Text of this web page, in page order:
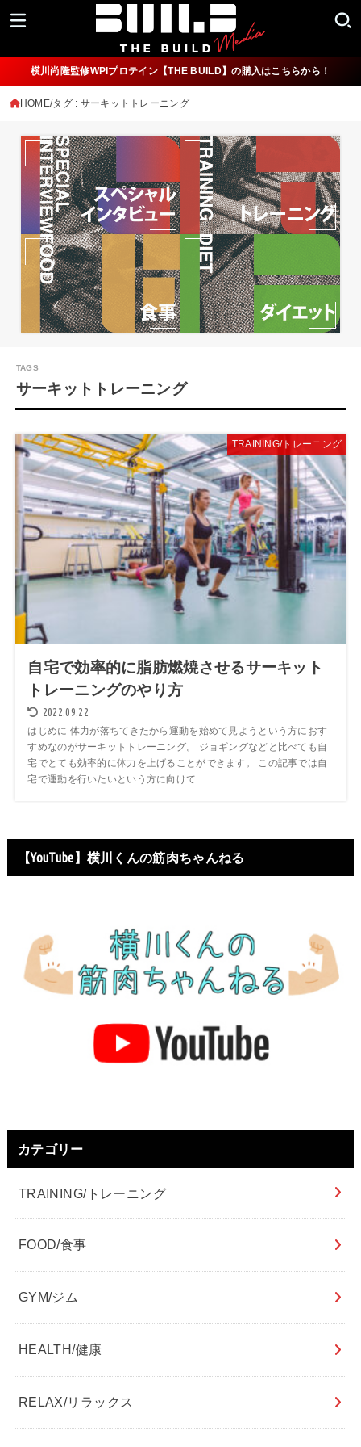
横川尚隆監修WPIプロテイン【THE BUILD】の購入はこちらから！
HOME タグ : サーキットトレーニング
サーキットトレーニング
TRAINING/トレーニング
自宅で効率的に脂肪燃焼させるサーキット
トレーニングのやり方
2022.09.22
はじめに 体力が落ちてきたから運動を始めて見ようという方におす
すめなのがサーキットトレーニング。 ジョギングなどと比べても自
宅でとても効率的に体力を上げることができます。 この記事では自
宅で運動を行いたいという方に向けて...
【YouTube】横川くんの筋肉ちゃんねる
カテゴリー
TRAINING/トレーニング
FOOD/食事
GYM/ジム
HEALTH/健康
RELAX/リラックス